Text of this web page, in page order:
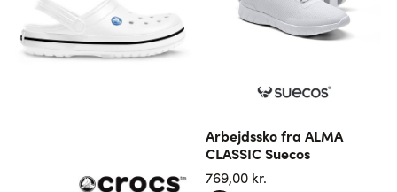
Arbejdssko fra ALMA
CLASSIC Suecos
769,00 kr.